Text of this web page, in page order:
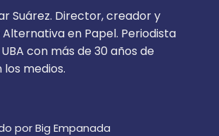
Suárez. Director, creador y
en Papel. Periodista
con más de 30 años de
medios.
por Big Empanada